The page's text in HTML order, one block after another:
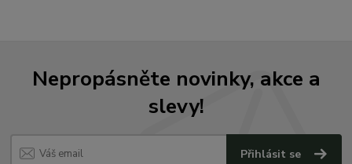
Nepropásněte novinky, akce a
slevy!
Přihlásit se